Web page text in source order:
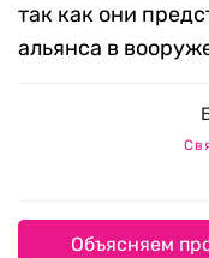
так как они
альянса в
Объясняем